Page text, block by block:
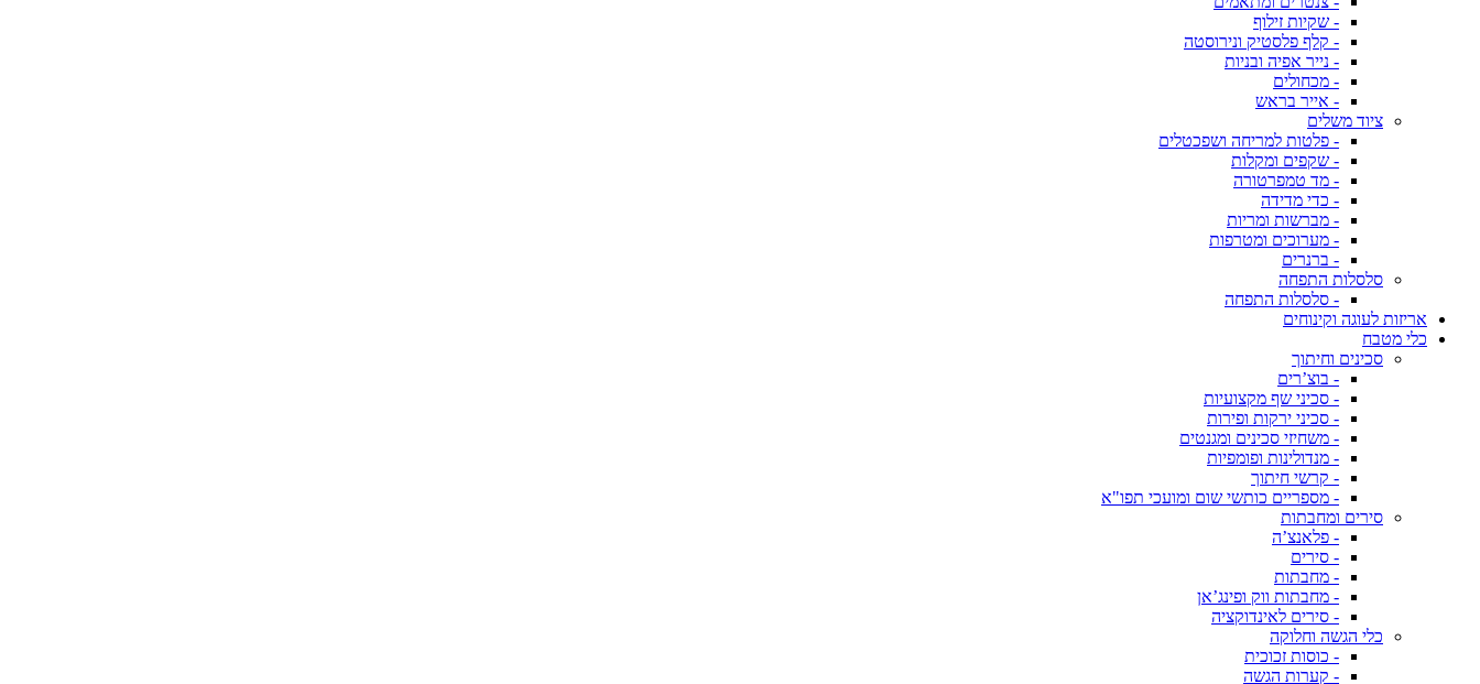
- שקיות זילוף
- קלף פלסטיק ונירוסטה
- נייר אפיה ובניות
- מכחולים
- אייר בראש
ציוד משלים
- פלטות למריחה ושפכטלים
- שקפים ומקלות
- מד טמפרטורה
- כדי מדידה
- מברשות ומריות
- מערוכים ומטרפות
- ברנרים
סלסלות התפחה
- סלסלות התפחה
אריזות לעוגה וקינוחים
כלי מטבח
סכינים וחיתוך
- בוצ’רים
- סכיני שף מקצועיות
- סכיני ירקות ופירות
- משחיזי סכינים ומגנטים
- מנדולינות ופומפיות
- קרשי חיתוך
- מספריים כותשי שום ומועכי תפו"א
סירים ומחבתות
- פלאנצ’ה
- סירים
- מחבתות
- מחבתות ווק ופינג’אן
- סירים לאינדוקציה
כלי הגשה וחלוקה
- כוסות זכוכית
- קערות הגשה